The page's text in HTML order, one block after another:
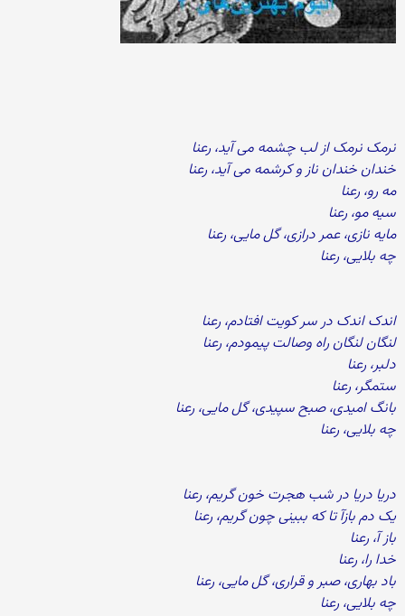
نرمک نرمک از لب چشمه می آید، رعنا
خندان خندان ناز و کرشمه می آید، رعنا
مه رو، رعنا
سیه مو، رعنا
مایه نازی، عمر درازی، گل مایی، رعنا
چه بلایی، رعنا
اندک اندک در سر کویت افتادم، رعنا
لنگان لنگان راه وصالت پیمودم، رعنا
دلبر، رعنا
ستمگر، رعنا
بانگ امیدی، صبح سپیدی، گل مایی، رعنا
چه بلایی، رعنا
دریا دریا در شب هجرت خون گریم، رعنا
یک دم بازآ تا که ببینی چون گریم، رعنا
باز آ، رعنا
خدا را، رعنا
باد بهاری، صبر و قراری، گل مایی، رعنا
چه بلایی، رعنا